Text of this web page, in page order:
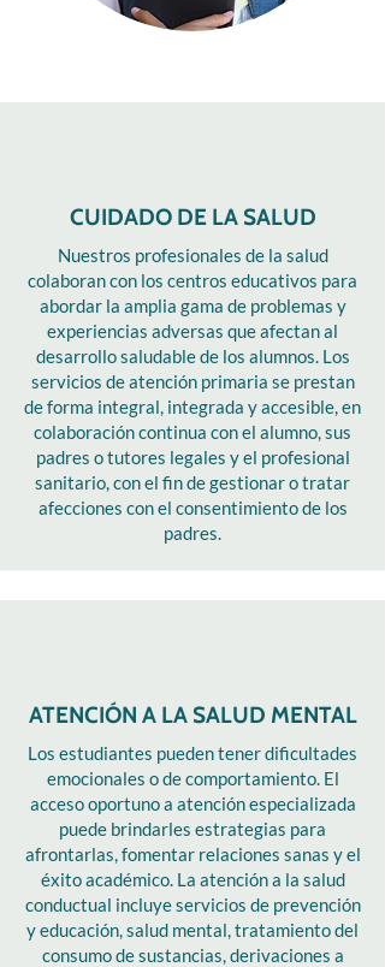
CUIDADO DE LA SALUD
Nuestros profesionales de la salud
colaboran con los centros educativos para
abordar la amplia gama de problemas y
experiencias adversas que afectan al
desarrollo saludable de los alumnos. Los
servicios de atención primaria se prestan
de forma integral, integrada y accesible, en
colaboración continua con el alumno, sus
padres o tutores legales y el profesional
sanitario, con el fin de gestionar o tratar
afecciones con el consentimiento de los
padres.
ATENCIÓN A LA SALUD MENTAL
Los estudiantes pueden tener dificultades
emocionales o de comportamiento. El
acceso oportuno a atención especializada
puede brindarles estrategias para
afrontarlas, fomentar relaciones sanas y el
éxito académico. La atención a la salud
conductual incluye servicios de prevención
y educación, salud mental, tratamiento del
consumo de sustancias, derivaciones a